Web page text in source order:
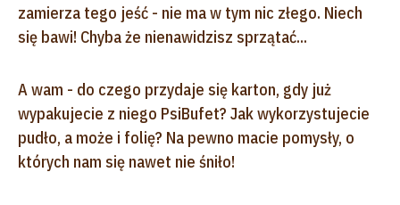
zamierza tego jeść - nie ma w tym nic złego. Niech
się bawi! Chyba że nienawidzisz sprzątać...
A wam - do czego przydaje się karton, gdy już
wypakujecie z niego PsiBufet? Jak wykorzystujecie
pudło, a może i folię? Na pewno macie pomysły, o
których nam się nawet nie śniło!